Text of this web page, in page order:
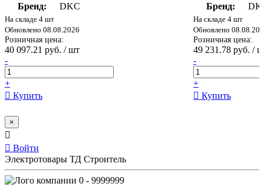
Бренд:
DKC
На складе 4 шт
Обновлено 08.08.2026
Розничная цена:
40 097.21 руб. / шт
-
+
Купить
Бренд:
На складе 4 шт
Обновлено
Розничная цена:
49 231.78 руб. /
-
+
Купить
×
Войти
Электротовары ТД Строитель
0 - 9999999